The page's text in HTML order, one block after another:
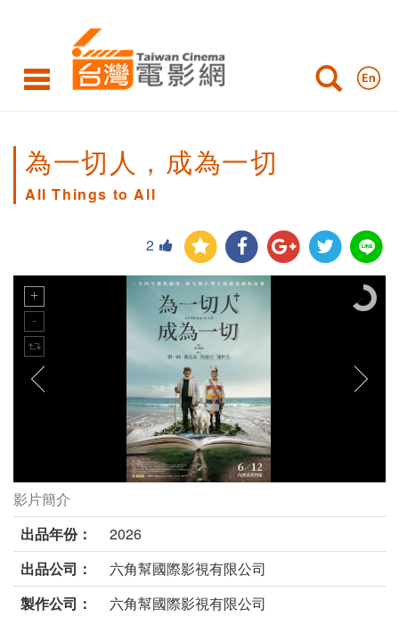
為一切人，成為一切
All Things to All
2
為一切人，成為一切劇照
影片簡介
出品年份：
2026
出品公司：
六角幫國際影視有限公司
製作公司：
六角幫國際影視有限公司